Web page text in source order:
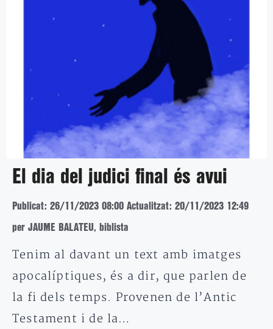
El dia del judici final és avui
Publicat: 26/11/2023 08:00 Actualitzat: 20/11/2023 12:49
per JAUME BALATEU, biblista
Tenim al davant un text amb imatges
apocalíptiques, és a dir, que parlen de
la fi dels temps. Provenen de l’Antic
Testament i de la…